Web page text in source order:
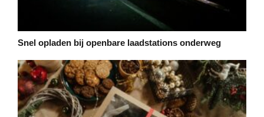
Snel opladen bij openbare laadstations onderweg